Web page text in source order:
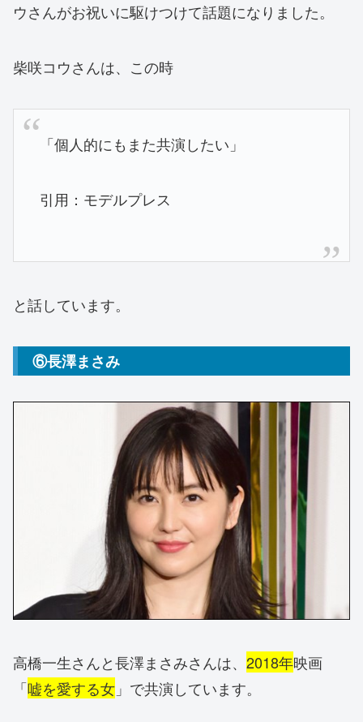
ウさんがお祝いに駆けつけて話題になりました。
柴咲コウさんは、この時
「個人的にもまた共演したい」
引用：モデルプレス
と話しています。
⑥長澤まさみ
高橋一生さんと長澤まさみさんは、 2018年映画
「嘘を愛する女 」で共演しています。